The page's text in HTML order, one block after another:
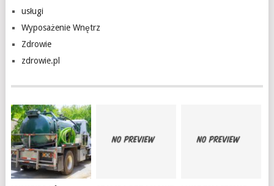
usługi
Wyposażenie Wnętrz
Zdrowie
zdrowie.pl